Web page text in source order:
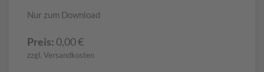
Nur zum Download
Preis: 0,00€
zzgl. Versandkosten